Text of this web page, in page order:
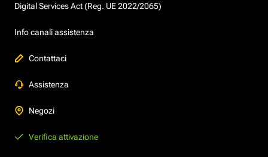
Digital Services Act (Reg. UE 2022/2065)
Info canali assistenza
Contattaci
Assistenza
Negozi
Verifica attivazione